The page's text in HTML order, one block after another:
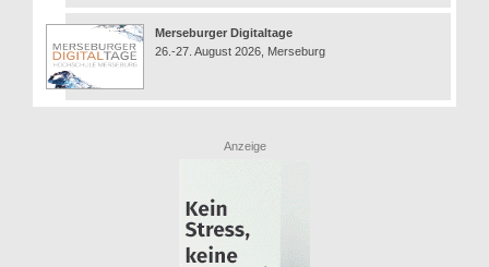
Merseburger Digitaltage
26.-27. August 2026, Merseburg
Anzeige